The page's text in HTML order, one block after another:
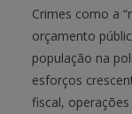
Crimes como a
orçamento
população na
esforços
fiscal,